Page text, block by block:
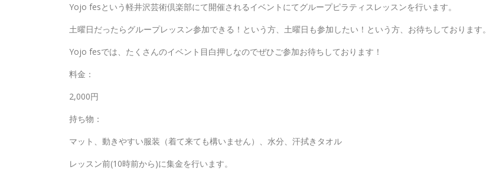
Yojo fesという軽井沢芸術倶楽部にて開催されるイベントにてグループピラティスレッスンを行います。
土曜日だったらグループレッスン参加できる！という方、土曜日も参加したい！という方、お待ちしております。
Yojo fesでは、たくさんのイベント目白押しなのでぜひご参加お待ちしております！
料金：
2,000円
持ち物：
マット、動きやすい服装（着て来ても構いません）、水分、汗拭きタオル
レッスン前(10時前から)に集金を行います。